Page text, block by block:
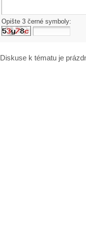
Opište 3 černé symboly:
Diskuse k tématu je